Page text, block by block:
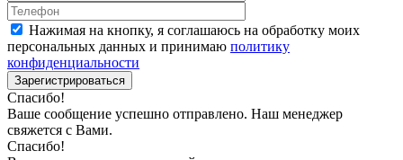
Нажимая на кнопку, я соглашаюсь на обработку моих
персональных данных и принимаю политику
конфиденциальности
Зарегистрироваться
Спасибо!
Ваше сообщение успешно отправлено. Наш менеджер
свяжется с Вами.
Спасибо!